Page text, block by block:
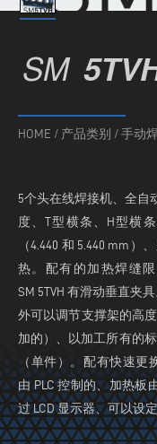
SM
HOME / 产品类别 / 手动
5个头在线焊接机、全自
度、T型横条、H型横
（4.440 和 5.440 mm）
热。配有的加热焊缝限
SM 5TVH 有滑动垂直夹
外可以调节支撑架的高
加的）、以加工所有的
（单件）。配有快速
由 PLC 控制的、加热板
过 LCD 显示器、可以设